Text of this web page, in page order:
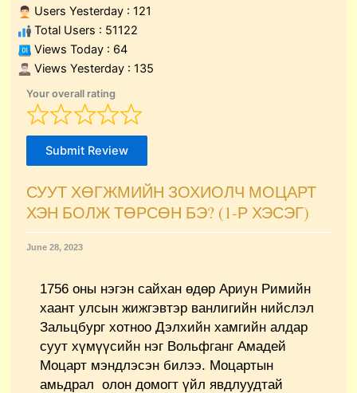
Users Yesterday : 121
Total Users : 51122
Views Today : 64
Views Yesterday : 135
Your overall rating
Submit Review
СУУТ ХӨГЖМИЙН ЗОХИОЛЧ МОЦАРТ
ХЭН БОЛЖ ТӨРСӨН БЭ? (1-Р ХЭСЭГ)
June 28, 2023
1756 оны нэгэн сайхан өдөр Ариун Римийн
хаант улсын жижгэвтэр ванлигийн нийслэл
Зальцбург хотноо Дэлхийн хамгийн алдар
суут хүмүүсийн нэг Вольфганг Амадей
Моцарт мэндлэсэн билээ. Моцартын
амьдрал олон домогт үйл явдлуудтай